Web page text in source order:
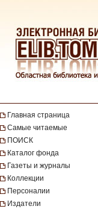
Главная страница
Самые читаемые
ПОИСК
Каталог фонда
Газеты и журналы
Коллекции
Персоналии
Издатели